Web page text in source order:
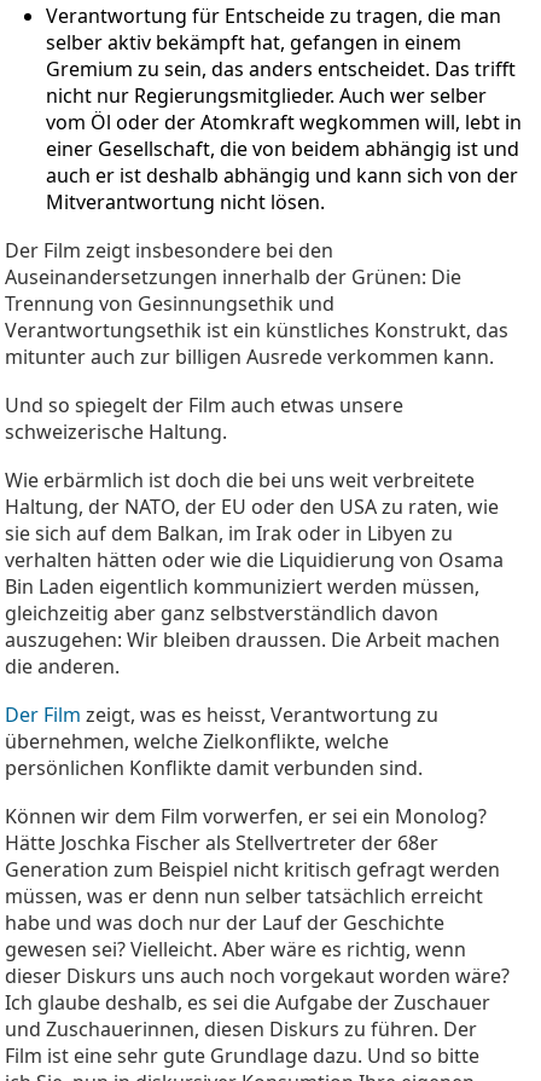
Verantwortung für Entscheide zu tragen, die man
selber aktiv bekämpft hat, gefangen in einem
Gremium zu sein, das anders entscheidet. Das trifft
nicht nur Regierungsmitglieder. Auch wer selber
vom Öl oder der Atomkraft wegkommen will, lebt in
einer Gesellschaft, die von beidem abhängig ist und
auch er ist deshalb abhängig und kann sich von der
Mitverantwortung nicht lösen.
Der Film zeigt insbesondere bei den
Auseinandersetzungen innerhalb der Grünen: Die
Trennung von Gesinnungsethik und
Verantwortungsethik ist ein künstliches Konstrukt, das
mitunter auch zur billigen Ausrede verkommen kann.
Und so spiegelt der Film auch etwas unsere
schweizerische Haltung.
Wie erbärmlich ist doch die bei uns weit verbreitete
Haltung, der NATO, der EU oder den USA zu raten, wie
sie sich auf dem Balkan, im Irak oder in Libyen zu
verhalten hätten oder wie die Liquidierung von Osama
Bin Laden eigentlich kommuniziert werden müssen,
gleichzeitig aber ganz selbstverständlich davon
auszugehen: Wir bleiben draussen. Die Arbeit machen
die anderen.
Der Film zeigt, was es heisst, Verantwortung zu
übernehmen, welche Zielkonflikte, welche
persönlichen Konflikte damit verbunden sind.
Können wir dem Film vorwerfen, er sei ein Monolog?
Hätte Joschka Fischer als Stellvertreter der 68er
Generation zum Beispiel nicht kritisch gefragt werden
müssen, was er denn nun selber tatsächlich erreicht
habe und was doch nur der Lauf der Geschichte
gewesen sei? Vielleicht. Aber wäre es richtig, wenn
dieser Diskurs uns auch noch vorgekaut worden wäre?
Ich glaube deshalb, es sei die Aufgabe der Zuschauer
und Zuschauerinnen, diesen Diskurs zu führen. Der
Film ist eine sehr gute Grundlage dazu. Und so bitte